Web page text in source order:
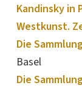
Kandinsky in
Westkunst.
Die
Basel
Die